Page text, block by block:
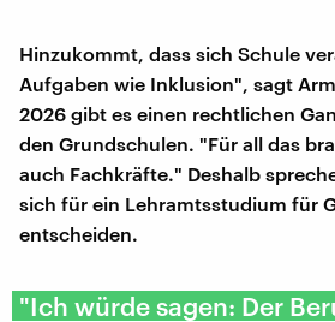
Hinzukommt, dass sich Schule
Aufgaben wie Inklusion", sagt
2026 gibt es einen rechtlichen
den Grundschulen. "Für all das
auch Fachkräfte." Deshalb
sich für ein Lehramtsstudium für
entscheiden.
"Ich würde sagen: Der